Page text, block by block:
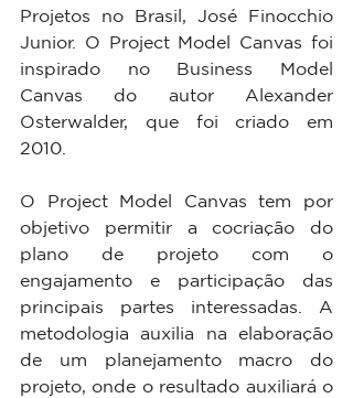
Projetos no Brasil, José Finocchio
Junior. O Project Model Canvas foi
inspirado no Business Model
Canvas do autor Alexander
Osterwalder, que foi criado em
2010.
O Project Model Canvas tem por
objetivo permitir a cocriação do
plano de projeto com o
engajamento e participação das
principais partes interessadas. A
metodologia auxilia na elaboração
de um planejamento macro do
projeto, onde o resultado auxiliará o